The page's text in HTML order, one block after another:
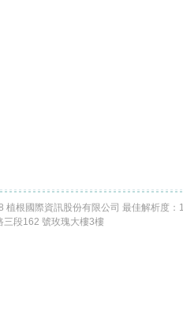
植根國際資訊股份有限公司 最佳解析度：
三段162 號玫瑰大樓3樓